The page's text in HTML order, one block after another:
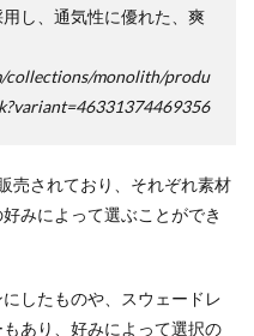
し、通気性に優れた、爽
collections/monolith/produ
売されており、それぞれ素材
みによって選ぶことができ
したものや、スウェードレ
あり、好みによって選択の